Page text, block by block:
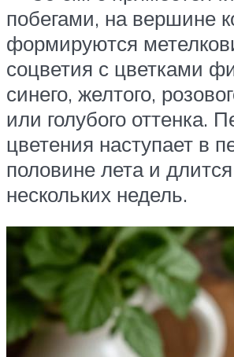
побегами, на вершине
формируются
соцветия с цветками
синего, желтого,
или голубого оттенка.
цветения наступает в
половине лета и
нескольких недель.